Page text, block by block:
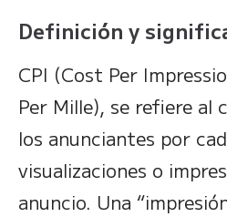
Definición y
CPI (Cost Per
Per Mille), se refiere al
los anunciantes por
visualizaciones o
anuncio. Una